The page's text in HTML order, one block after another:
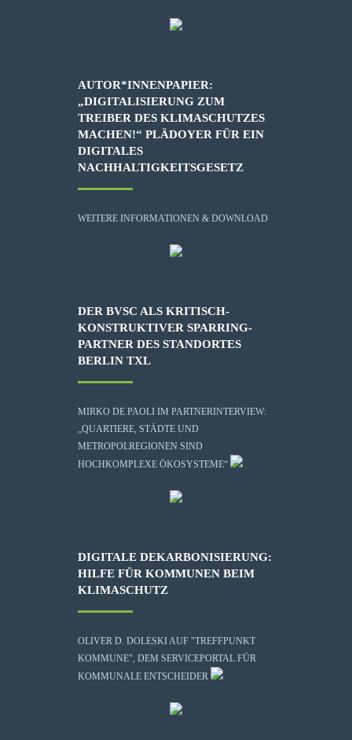
AUTOR*INNENPAPIER:
„DIGITALISIERUNG ZUM
TREIBER DES KLIMASCHUTZES
MACHEN!“ PLÄDOYER FÜR EIN
DIGITALES
NACHHALTIGKEITSGESETZ
WEITERE INFORMATIONEN & DOWNLOAD
DER BVSC ALS KRITISCH-
KONSTRUKTIVER SPARRING-
PARTNER DES STANDORTES
BERLIN TXL
MIRKO DE PAOLI IM PARTNERINTERVIEW:
„QUARTIERE, STÄDTE UND
METROPOLREGIONEN SIND
HOCHKOMPLEXE ÖKOSYSTEME“
DIGITALE DEKARBONISIERUNG:
HILFE FÜR KOMMUNEN BEIM
KLIMASCHUTZ
OLIVER D. DOLESKI AUF "TREFFPUNKT
KOMMUNE", DEM SERVICEPORTAL FÜR
KOMMUNALE ENTSCHEIDER